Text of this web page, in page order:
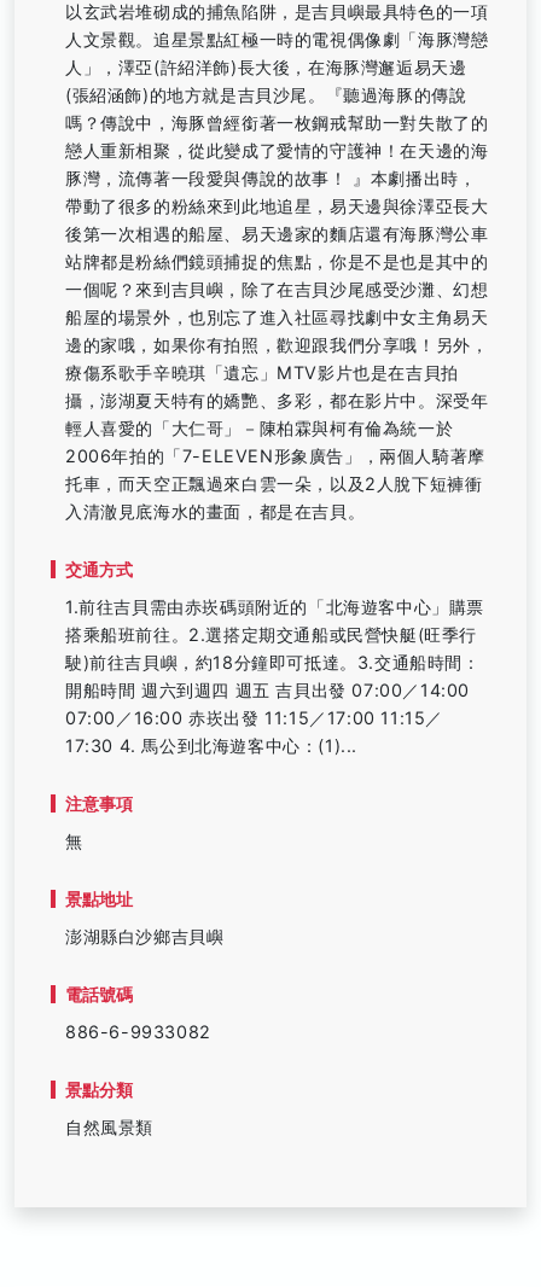
以玄武岩堆砌成的捕魚陷阱，是吉貝嶼最具特色的一項
人文景觀。追星景點紅極一時的電視偶像劇「海豚灣戀
人」，澤亞(許紹洋飾)長大後，在海豚灣邂逅易天邊
(張紹涵飾)的地方就是吉貝沙尾。『聽過海豚的傳說
嗎？傳說中，海豚曾經銜著一枚鋼戒幫助一對失散了的
戀人重新相聚，從此變成了愛情的守護神！在天邊的海
豚灣，流傳著一段愛與傳說的故事！ 』本劇播出時，
帶動了很多的粉絲來到此地追星，易天邊與徐澤亞長大
後第一次相遇的船屋、易天邊家的麵店還有海豚灣公車
站牌都是粉絲們鏡頭捕捉的焦點，你是不是也是其中的
一個呢？來到吉貝嶼，除了在吉貝沙尾感受沙灘、幻想
船屋的場景外，也別忘了進入社區尋找劇中女主角易天
邊的家哦，如果你有拍照，歡迎跟我們分享哦！另外，
療傷系歌手辛曉琪「遺忘」MTV影片也是在吉貝拍
攝，澎湖夏天特有的嬌艷、多彩，都在影片中。深受年
輕人喜愛的「大仁哥」－陳柏霖與柯有倫為統一於
2006年拍的「7-ELEVEN形象廣告」，兩個人騎著摩
托車，而天空正飄過來白雲一朵，以及2人脫下短褲衝
入清澈見底海水的畫面，都是在吉貝。
交通方式
1.前往吉貝需由赤崁碼頭附近的「北海遊客中心」購票
搭乘船班前往。2.選搭定期交通船或民營快艇(旺季行
駛)前往吉貝嶼，約18分鐘即可抵達。3.交通船時間：
開船時間 週六到週四 週五 吉貝出發 07:00／14:00
07:00／16:00 赤崁出發 11:15／17:00 11:15／
17:30 4. 馬公到北海遊客中心：(1)...
注意事項
無
景點地址
澎湖縣白沙鄉吉貝嶼
電話號碼
886-6-9933082
景點分類
自然風景類